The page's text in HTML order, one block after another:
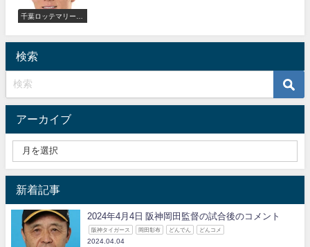
千葉ロッテマリーン
検索
アーカイブ
新着記事
2024年4月4日 阪神岡田監督の試合後のコメント
阪神タイガース 岡田彰布 どんでん どんコメ
2024.04.04